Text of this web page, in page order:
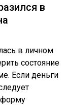
в
в личном
состояние
Если деньги
форму